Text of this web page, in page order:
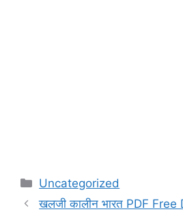
Categories
Uncategorized
खलजी कालीन भारत PDF